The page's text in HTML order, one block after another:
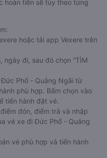
hoàn tiền sẽ tùy theo từng
hoặc tải app Vexere trên
ngày đi, sau đó chọn “TÌM
Phổ - Quảng Ngãi từ
phù hợp. Bấm chọn vào
tiến hành đặt vé.
đón, điểm trả và nhập
vé xe đi Đức Phổ - Quảng
vé phù hợp và tiến hành